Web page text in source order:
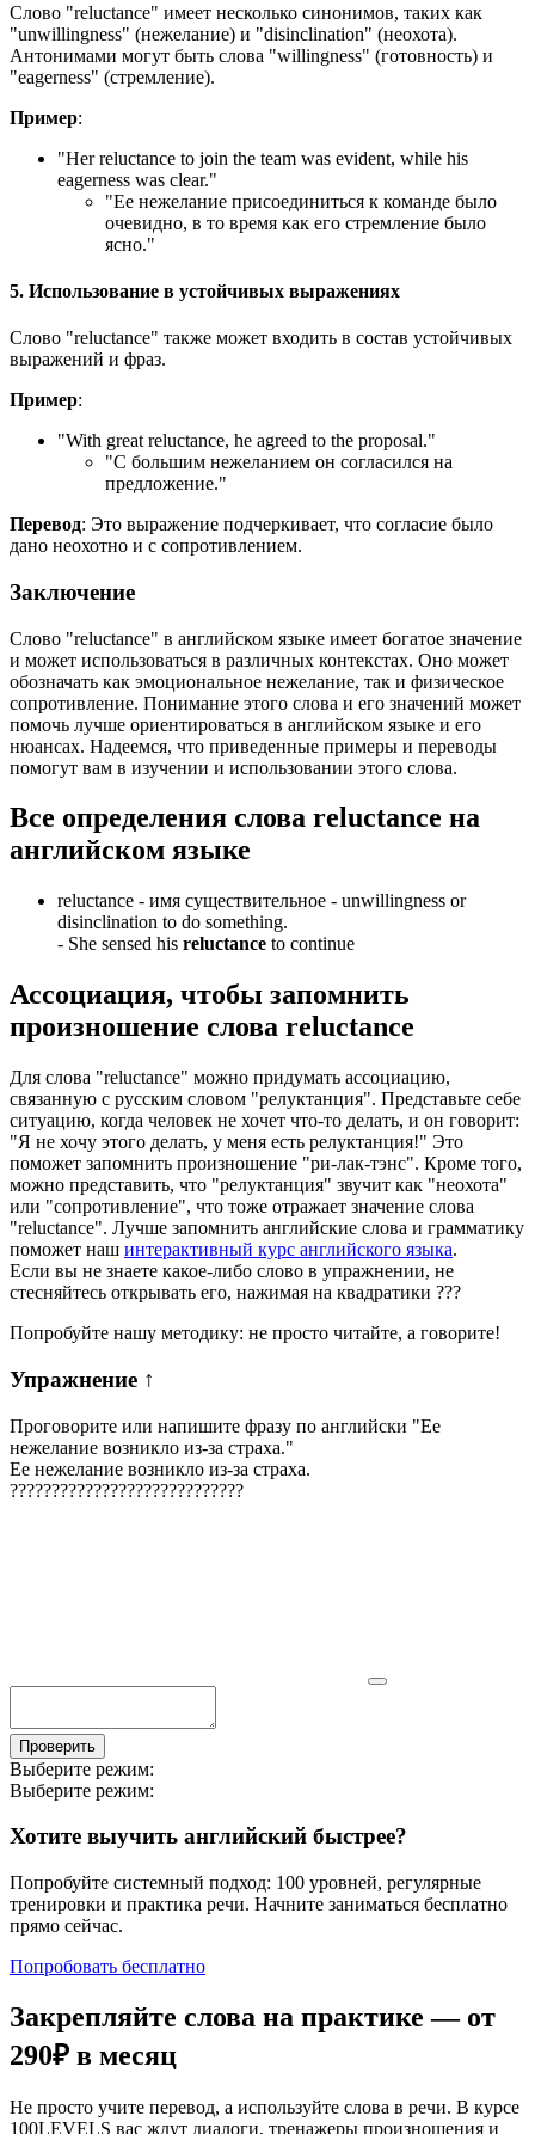
Слово "reluctance" имеет несколько синонимов, таких как
"unwillingness" (нежелание) и "disinclination" (неохота).
Антонимами могут быть слова "willingness" (готовность) и
"eagerness" (стремление).
Пример:
"Her reluctance to join the team was evident, while his
eagerness was clear."
"Ее нежелание присоединиться к команде было
очевидно, в то время как его стремление было
ясно."
5. Использование в устойчивых выражениях
Слово "reluctance" также может входить в состав устойчивых
выражений и фраз.
Пример:
"With great reluctance, he agreed to the proposal."
"С большим нежеланием он согласился на
предложение."
Перевод: Это выражение подчеркивает, что согласие было
дано неохотно и с сопротивлением.
Заключение
Слово "reluctance" в английском языке имеет богатое значение
и может использоваться в различных контекстах. Оно может
обозначать как эмоциональное нежелание, так и физическое
сопротивление. Понимание этого слова и его значений может
помочь лучше ориентироваться в английском языке и его
нюансах. Надеемся, что приведенные примеры и переводы
помогут вам в изучении и использовании этого слова.
Все определения слова reluctance на
английском языке
reluctance - имя существительное - unwillingness or
disinclination to do something.
- She sensed his reluctance to continue
Ассоциация, чтобы запомнить
произношение слова reluctance
Для слова "reluctance" можно придумать ассоциацию,
связанную с русским словом "релуктанция". Представьте себе
ситуацию, когда человек не хочет что-то делать, и он говорит:
"Я не хочу этого делать, у меня есть релуктанция!" Это
поможет запомнить произношение "ри-лак-тэнс". Кроме того,
можно представить, что "релуктанция" звучит как "неохота"
или "сопротивление", что тоже отражает значение слова
"reluctance". Лучше запомнить английские слова и грамматику
поможет наш интерактивный курс английского языка.
Если вы не знаете какое-либо слово в упражнении, не
стесняйтесь открывать его, нажимая на квадратики ???
Попробуйте нашу методику: не просто читайте, а говорите!
Упражнение ↑
Проговорите или напишите фразу по английски "Ее
нежелание возникло из-за страха."
Ее нежелание возникло из-за страха.
????????????????????????????
Проверить
Выберите режим:
Выберите режим:
Хотите выучить английский быстрее?
Попробуйте системный подход: 100 уровней, регулярные
тренировки и практика речи. Начните заниматься бесплатно
прямо сейчас.
Попробовать бесплатно
Закрепляйте слова на практике — от
290₽ в месяц
Не просто учите перевод, а используйте слова в речи. В курсе
100LEVELS вас ждут диалоги, тренажеры произношения и